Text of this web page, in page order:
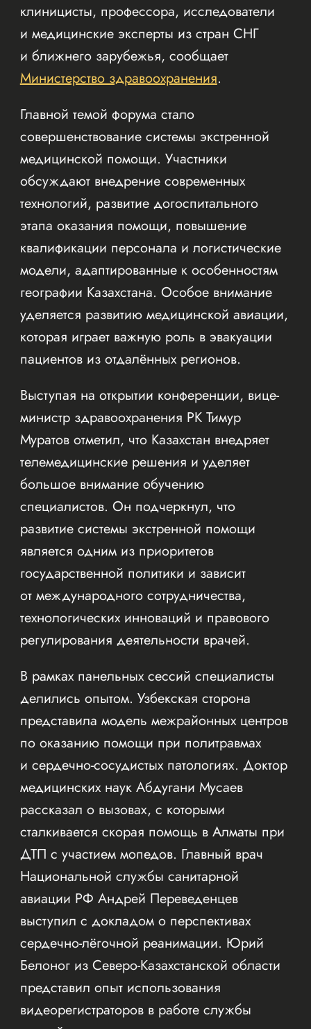
клиницисты, профессора, исследователи
и медицинские эксперты из стран СНГ
и ближнего зарубежья, сообщает
Министерство здравоохранения.
Главной темой форума стало
совершенствование системы экстренной
медицинской помощи. Участники
обсуждают внедрение современных
технологий, развитие догоспитального
этапа оказания помощи, повышение
квалификации персонала и логистические
модели, адаптированные к особенностям
географии Казахстана. Особое внимание
уделяется развитию медицинской авиации,
которая играет важную роль в эвакуации
пациентов из отдалённых регионов.
Выступая на открытии конференции, вице-
министр здравоохранения РК Тимур
Муратов отметил, что Казахстан внедряет
телемедицинские решения и уделяет
большое внимание обучению
специалистов. Он подчеркнул, что
развитие системы экстренной помощи
является одним из приоритетов
государственной политики и зависит
от международного сотрудничества,
технологических инноваций и правового
регулирования деятельности врачей.
В рамках панельных сессий специалисты
делились опытом. Узбекская сторона
представила модель межрайонных центров
по оказанию помощи при политравмах
и сердечно-сосудистых патологиях. Доктор
медицинских наук Абдугани Мусаев
рассказал о вызовах, с которыми
сталкивается скорая помощь в Алматы при
ДТП с участием мопедов. Главный врач
Национальной службы санитарной
авиации РФ Андрей Переведенцев
выступил с докладом о перспективах
сердечно-лёгочной реанимации. Юрий
Белоног из Северо-Казахстанской области
представил опыт использования
видеорегистраторов в работе службы